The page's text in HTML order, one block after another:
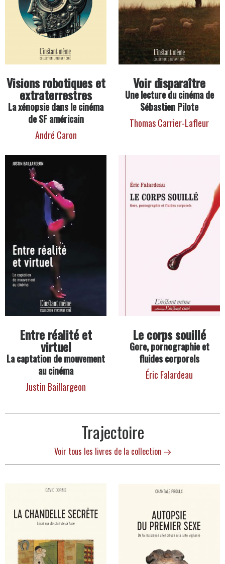
Visions robotiques et
extraterrestres
La xénopsie dans le cinéma
de SF américain
André Caron
Voir disparaître
Une lecture du cinéma de
Sébastien Pilote
Thomas Carrier-Lafleur
Entre réalité et
virtuel
La captation de mouvement
au cinéma
Justin Baillargeon
Le corps souillé
Gore, pornographie et
fluides corporels
Éric Falardeau
Trajectoire
Voir tous les livres de la collection